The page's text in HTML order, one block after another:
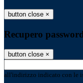
button close ×
Recupero
button close ×
all'indirizzo indicato con le